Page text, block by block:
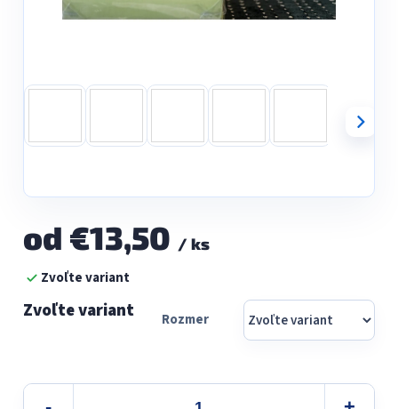
od €13,50 / ks
Jednotková
cena:Zvoľte variant
Rozmer